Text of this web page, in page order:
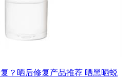
？晒后修复产品推荐 晒黑晒蜕